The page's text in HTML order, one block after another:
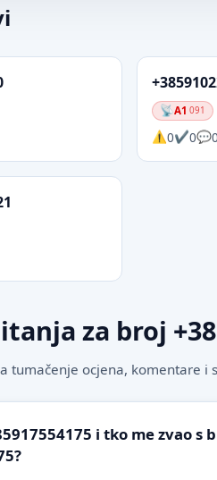
A1 091
0 0 0
za broj
tumačenje ocjena, komentare i
i tko me zvao s